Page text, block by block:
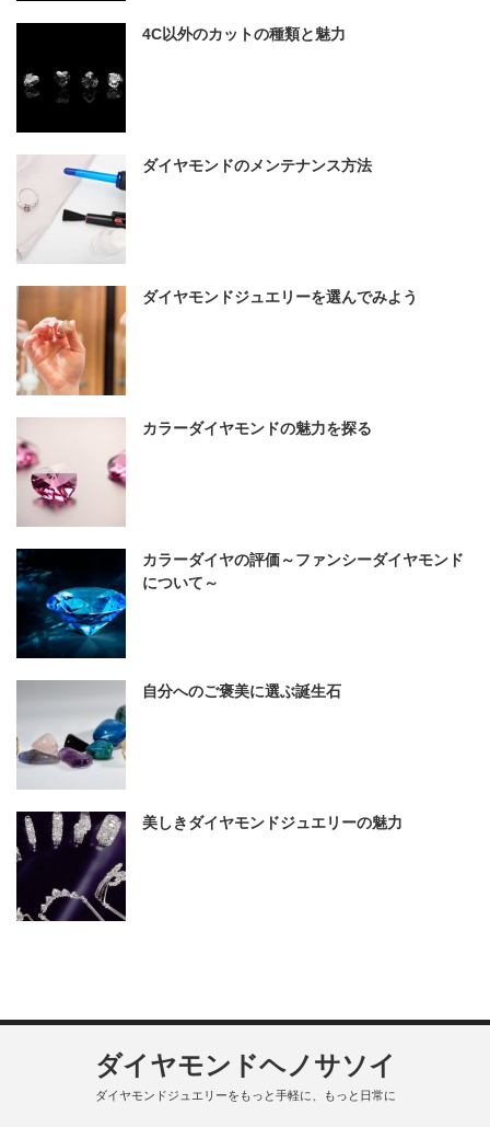
4C以外のカットの種類と魅力
ダイヤモンドのメンテナンス方法
ダイヤモンドジュエリーを選んでみよう
カラーダイヤモンドの魅力を探る
カラーダイヤの評価～ファンシーダイヤモンド
について～
自分へのご褒美に選ぶ誕生石
美しきダイヤモンドジュエリーの魅力
ダイヤモンドヘノサソイ
ダイヤモンドジュエリーをもっと手軽に、もっと日常に